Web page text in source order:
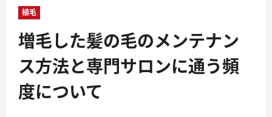
ュ
植毛
増毛した髪の毛のメンテナン
ス方法と専門サロンに通う頻
度について